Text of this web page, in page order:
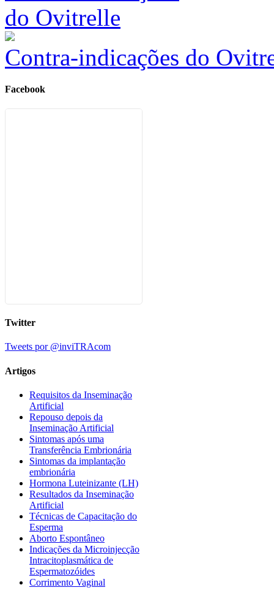
Contra-indicações do
Facebook
Twitter
Tweets por @inviTRAcom
Artigos
Requisitos da Inseminação
Artificial
Repouso depois da
Inseminação Artificial
Sintomas após uma
Transferência Embrionária
Sintomas da implantação
embrionária
Hormona Luteinizante (LH)
Resultados da Inseminação
Artificial
Técnicas de Capacitação do
Esperma
Aborto Espontâneo
Indicações da Microinjecção
Intracitoplasmática de
Espermatozóides
Corrimento Vaginal